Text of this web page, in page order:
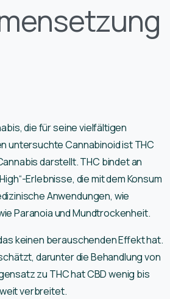
die für seine vielfältigen
untersuchte Cannabinoid ist THC
darstellt. THC bindet an
Erlebnisse, die mit dem Konsum
Anwendungen, wie
Paranoia und Mundtrockenheit.
keinen berauschenden Effekt hat.
darunter die Behandlung von
zu THC hat CBD wenig bis
verbreitet.